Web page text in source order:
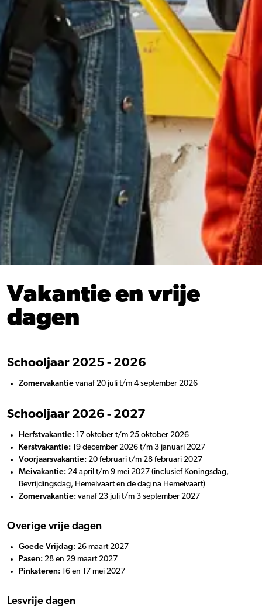
Vakantie en vrije
dagen
Schooljaar 2025 - 2026
Zomervakantie vanaf 20 juli t/m 4 september 2026
Schooljaar 2026 - 2027
Herfstvakantie: 17 oktober t/m 25 oktober 2026
Kerstvakantie: 19 december 2026 t/m 3 januari 2027
Voorjaarsvakantie: 20 februari t/m 28 februari 2027
Meivakantie: 24 april t/m 9 mei 2027 (inclusief Koningsdag,
Bevrijdingsdag, Hemelvaart en de dag na Hemelvaart)
Zomervakantie: vanaf 23 juli t/m 3 september 2027
Overige vrije dagen
Goede Vrijdag: 26 maart 2027
Pasen: 28 en 29 maart 2027
Pinksteren: 16 en 17 mei 2027
Lesvrije dagen